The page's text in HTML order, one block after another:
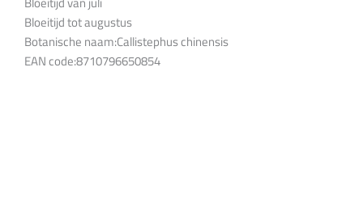
Bloeitijd tot augustus
Botanische naam:Callistephus chinensis
EAN code:8710796650854